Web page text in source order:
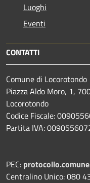
Luoghi
Eventi
CONTATTI
Comune di Locorotondo
Piazza Aldo Moro, 1,
Locorotondo
Codice Fiscale:
Partita IVA:
PEC:
Centralino Unico: 080